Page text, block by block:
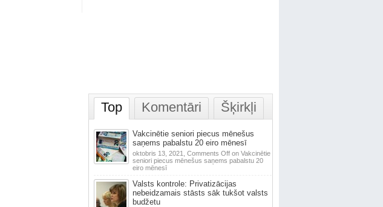
Top Komentāri Šķirkļi
Vakcinētie seniori piecus mēnešus
saņems pabalstu 20 eiro mēnesī
oktobris 13, 2021, Comments Offon Vakcinētie
seniori piecus mēnešus saņems pabalstu 20
eiro mēnesī
Valsts kontrole: Privatizācijas
nebeidzamais stāsts sāk tukšot valsts
budžetu